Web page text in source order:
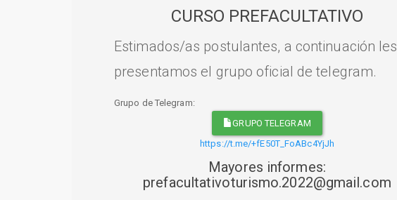
CURSO PREFACULTATIVO
Estimados/as postulantes, a continuación les
presentamos el grupo oficial de telegram.
Grupo de Telegram:
GRUPO TELEGRAM
https://t.me/+fE50T_FoABc4YjJh
Mayores informes:
prefacultativoturismo.2022@gmail.com